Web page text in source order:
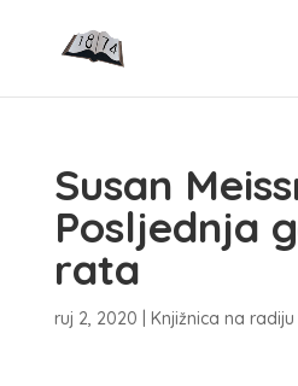
Susan
Posljednja
rata
ruj 2, 2020 Knjižnica na radiju